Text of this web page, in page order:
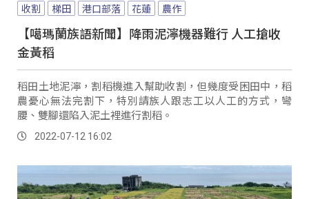
收割 梯田 港口部落 花蓮 農作
【噶瑪蘭族語新聞】降雨泥濘機器難行 人工搶收
金黃稻
稻田土地泥濘，割稻機進入幫助收割，但幾度受困田中，稻
農憂心無法完割下，特別請族人跟志工以人工的方式，彎
腰、雙腳還陷入泥土裡進行割稻。
2022-07-12 16:02